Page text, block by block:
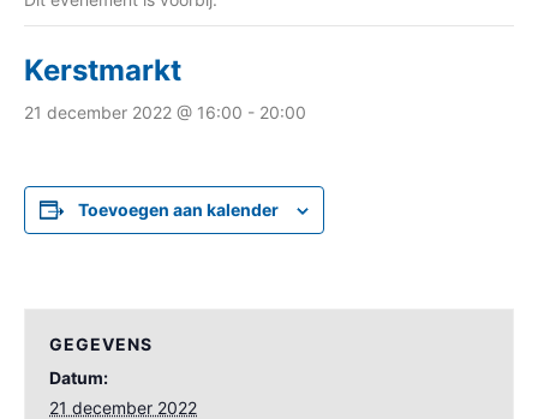
Kerstmarkt
21 december 2022 @ 16:00 - 20:00
Toevoegen aan kalender
GEGEVENS
Datum:
21 december 2022